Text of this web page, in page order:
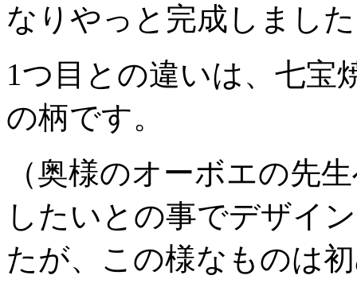
なりやっと完成しまし
1つ目との違いは、七宝
の柄です。
（奥様のオーボエの先
したいとの事でデザイ
たが、この様なものは